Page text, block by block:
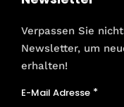
Verpassen Sie
Newsletter, um
erhalten!
E-Mail Adresse